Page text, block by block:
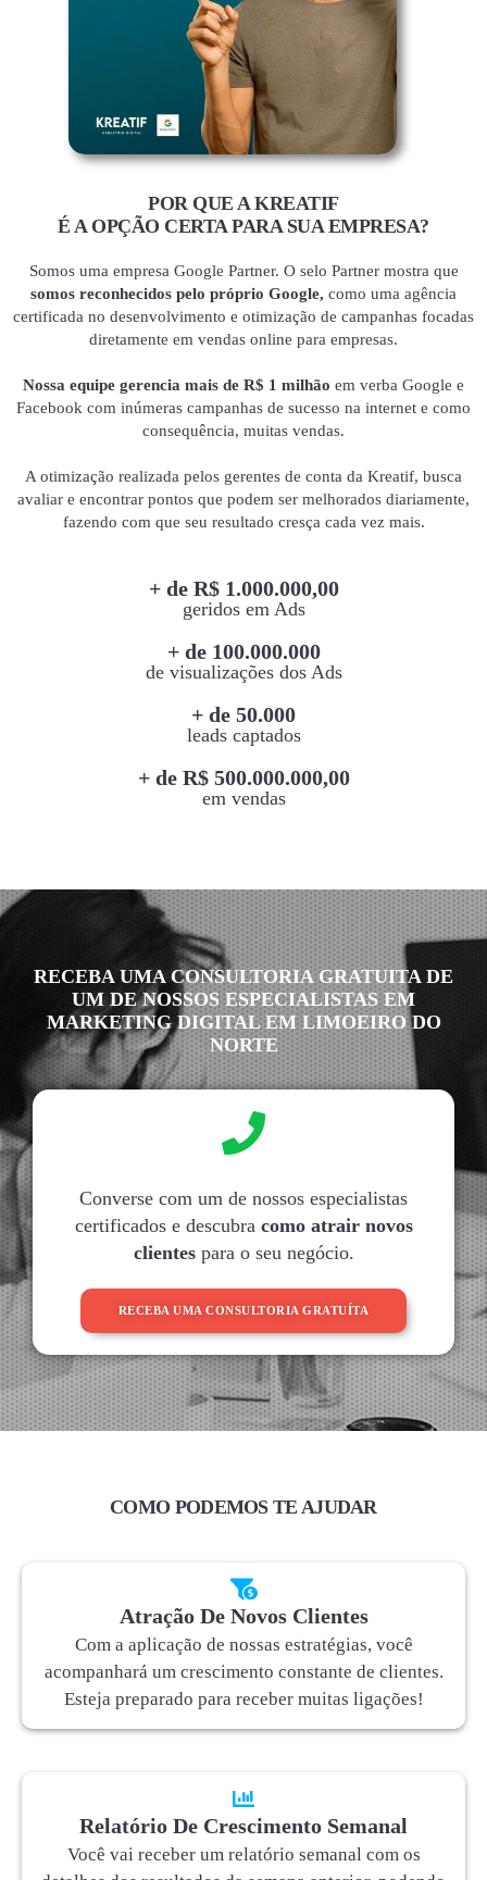
POR QUE A KREATIF
É A OPÇÃO CERTA PARA SUA EMPRESA?
Somos uma empresa Google Partner. O selo Partner mostra que
somos reconhecidos pelo próprio Google, como uma agência
certificada no desenvolvimento e otimização de campanhas focadas
diretamente em vendas online para empresas.
Nossa equipe gerencia mais de R$ 1 milhão em verba Google e
Facebook com inúmeras campanhas de sucesso na internet e como
consequência, muitas vendas.
A otimização realizada pelos gerentes de conta da Kreatif, busca
avaliar e encontrar pontos que podem ser melhorados diariamente,
fazendo com que seu resultado cresça cada vez mais.
+ de R$ 1.000.000,00
geridos em Ads
+ de 100.000.000
de visualizações dos Ads
+ de 50.000
leads captados
+ de R$ 500.000.000,00
em vendas
RECEBA UMA CONSULTORIA GRATUITA DE
UM DE NOSSOS ESPECIALISTAS EM
MARKETING DIGITAL EM LIMOEIRO DO
NORTE
Converse com um de nossos especialistas
certificados e descubra como atrair novos
clientespara o seu negócio.
RECEBA UMA CONSULTORIA GRATUÍTA
COMO PODEMOS TE AJUDAR
Atração De Novos Clientes
Com a aplicação de nossas estratégias, você
acompanhará um crescimento constante de clientes.
Esteja preparado para receber muitas ligações!
Relatório De Crescimento Semanal
Você vai receber um relatório semanal com os